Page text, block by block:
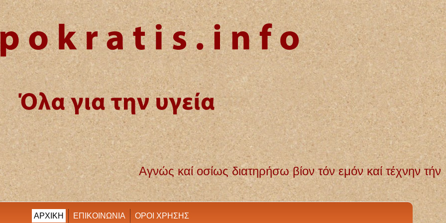
καί οσίως διατηρήσω βίον τόν εμόν καί τέχνην τήν εμήν. Αγνή και αμόλυντη θα
ΑΡΧΙΚΗ ΕΠΙΚΟΙΝΩΝΙΑ ΟΡΟΙ ΧΡΗΣΗΣ